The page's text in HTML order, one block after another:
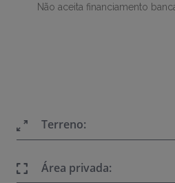
Não aceita financiamento
Terreno:
Área privada: